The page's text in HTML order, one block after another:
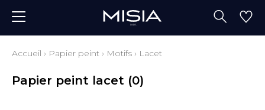
Accueil › Papier peint › Motifs › Lacet
Papier peint lacet (0)